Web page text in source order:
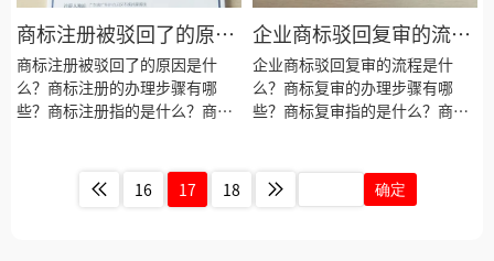
商标注册被驳回了的原因
是什么？
商标注册被驳回了的原因是什
么？商标注册的办理步骤有哪
些？商标注册指的是什么？商标
什么？商标注册的目的是为了什
么？商标注册会失败吗？商标注
企业商标驳回复审的流程
是什么？
企业商标驳回复审的流程是什
么？商标复审的办理步骤有哪
些？商标复审指的是什么？商标
为了什么？商标复审会失败吗？
商标复审需要什么资料？商标复
16 17 18 确定